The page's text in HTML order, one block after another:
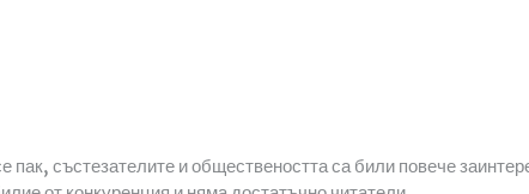
състезателите и обществеността са били повече